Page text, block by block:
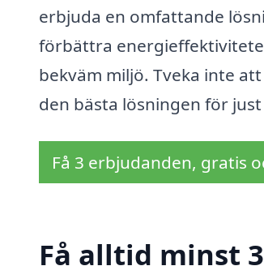
erbjuda en omfattande
förbättra
bekväm miljö. Tveka inte
den bästa lösningen för
Få 3 erbjudanden, gratis
Få alltid minst